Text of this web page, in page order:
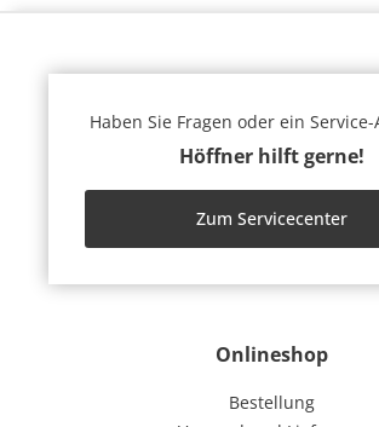
Onlineshop
Bestellung
Haben Sie Fragen oder ein
Höffner hilft gerne!
Zum Servicecenter